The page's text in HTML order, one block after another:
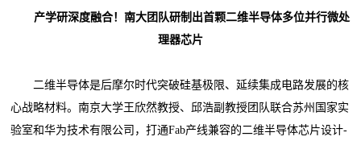
产学研深度融合！南大团队研制出首颗二维半导体多位并行微处
理器芯片
二维半导体是后摩尔时代突破硅基极限、延续集成电路发展的核
心战略材料。南京大学王欣然教授、邱浩副教授团队联合苏州国家实
验室和华为技术有限公司，打通Fab产线兼容的二维半导体芯片设计-